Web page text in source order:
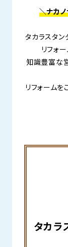
＼ナカ
タカラスタ
リフォ
知識豊富な
リフォーム
タカラ